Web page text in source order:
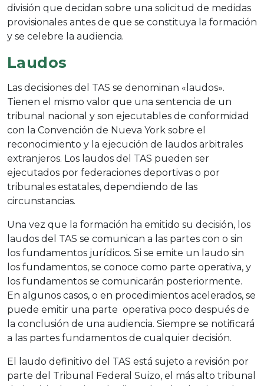
división que decidan sobre una solicitud de medidas
provisionales antes de que se constituya la formación
y se celebre la audiencia.
Laudos
Las decisiones del TAS se denominan «laudos».
Tienen el mismo valor que una sentencia de un
tribunal nacional y son ejecutables de conformidad
con la Convención de Nueva York sobre el
reconocimiento y la ejecución de laudos arbitrales
extranjeros. Los laudos del TAS pueden ser
ejecutados por federaciones deportivas o por
tribunales estatales, dependiendo de las
circunstancias.
Una vez que la formación ha emitido su decisión, los
laudos del TAS se comunican a las partes con o sin
los fundamentos jurídicos. Si se emite un laudo sin
los fundamentos, se conoce como parte operativa, y
los fundamentos se comunicarán posteriormente.
En algunos casos, o en procedimientos acelerados, se
puede emitir una parte operativa poco después de
la conclusión de una audiencia. Siempre se notificará
a las partes fundamentos de cualquier decisión.
El laudo definitivo del TAS está sujeto a revisión por
parte del Tribunal Federal Suizo, el más alto tribunal